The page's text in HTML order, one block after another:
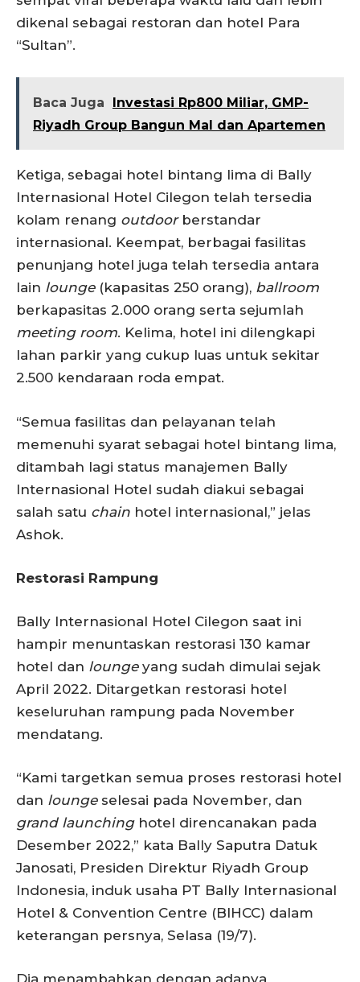
dikenal sebagai restoran dan hotel Para
“Sultan”.
Baca Juga
Investasi Rp800 Miliar, GMP-
Riyadh Group Bangun Mal dan Apartemen
Ketiga, sebagai hotel bintang lima di Bally
Internasional Hotel Cilegon telah tersedia
kolam renang outdoorberstandar
internasional. Keempat, berbagai fasilitas
penunjang hotel juga telah tersedia antara
lain lounge(kapasitas 250 orang), ballroom
berkapasitas 2.000 orang serta sejumlah
meeting room. Kelima, hotel ini dilengkapi
lahan parkir yang cukup luas untuk sekitar
2.500 kendaraan roda empat.
“Semua fasilitas dan pelayanan telah
memenuhi syarat sebagai hotel bintang lima,
ditambah lagi status manajemen Bally
Internasional Hotel sudah diakui sebagai
salah satu chain hotel internasional,” jelas
Ashok.
Restorasi Rampung
Bally Internasional Hotel Cilegon saat ini
hampir menuntaskan restorasi 130 kamar
hotel dan loungeyang sudah dimulai sejak
April 2022. Ditargetkan restorasi hotel
keseluruhan rampung pada November
mendatang.
“Kami targetkan semua proses restorasi hotel
dan loungeselesai pada November, dan
grand launchinghotel direncanakan pada
Desember 2022,” kata Bally Saputra Datuk
Janosati, Presiden Direktur Riyadh Group
Indonesia, induk usaha PT Bally Internasional
Hotel & Convention Centre (BIHCC) dalam
keterangan persnya, Selasa (19/7).